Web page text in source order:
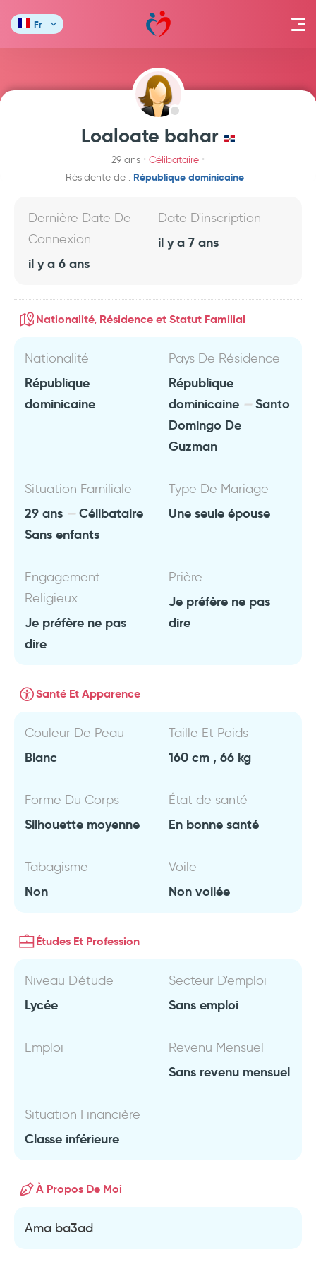
Fr
Loaloate bahar
29 ans
Célibataire
Résidente de : République dominicaine
Dernière Date De
Connexion
il y a 6 ans
Date D'inscription
il y a 7 ans
Nationalité, Résidence et Statut Familial
Nationalité
République
dominicaine
Pays De Résidence
République
dominicaine
Santo
Domingo De
Guzman
Situation Familiale
29 ans
Célibataire
Sans enfants
Type De Mariage
Une seule épouse
Engagement
Religieux
Je préfère ne pas
dire
Prière
Je préfère ne pas
dire
Santé Et Apparence
Couleur De Peau
Blanc
Taille Et Poids
160 cm , 66 kg
Forme Du Corps
Silhouette moyenne
État de santé
En bonne santé
Tabagisme
Non
Voile
Non voilée
Études Et Profession
Niveau D'étude
Lycée
Secteur D'emploi
Sans emploi
Emploi Revenu Mensuel
Sans revenu mensuel
Situation Financière
Classe inférieure
À Propos De Moi
Ama ba3ad